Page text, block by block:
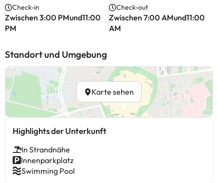
Check-in
Zwischen 3:00 PMund11:00
PM
Check-out
Zwischen 7:00 AMund11:00
AM
Standort und Umgebung
Karte sehen
Highlights der Unterkunft
In Strandnähe
Innenparkplatz
Swimming Pool